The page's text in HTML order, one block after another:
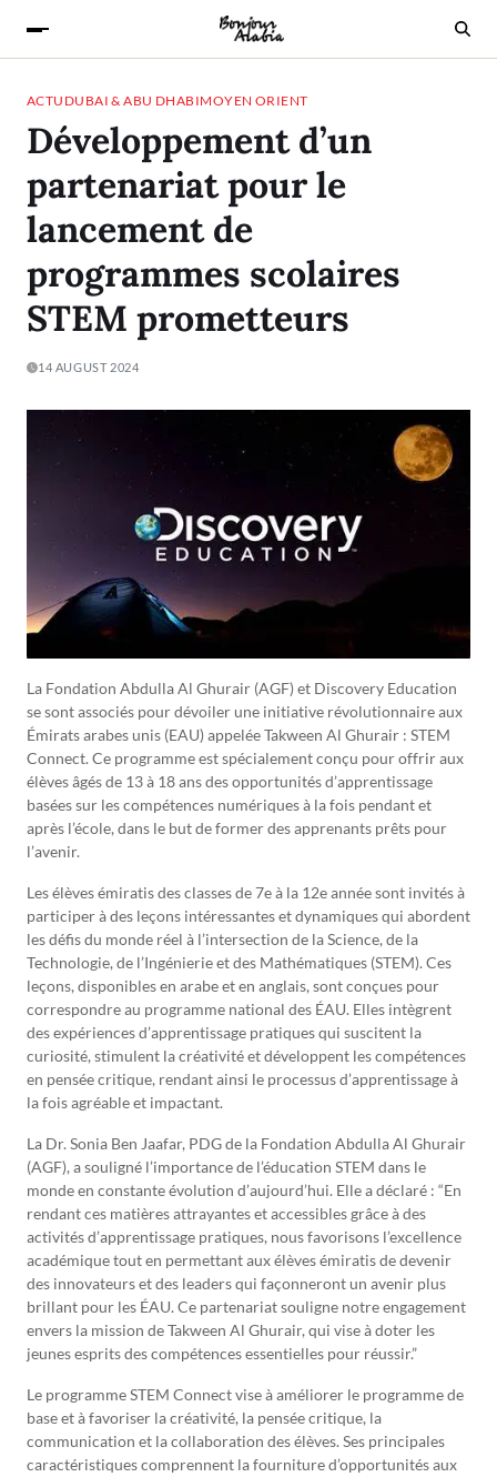
ACTU DUBAI & ABU DHABIMOYEN ORIENT
Développement d’un
partenariat pour le
lancement de
programmes scolaires
STEM prometteurs
14 AUGUST 2024
La Fondation Abdulla Al Ghurair (AGF) et Discovery Education
se sont associés pour dévoiler une initiative révolutionnaire aux
Émirats arabes unis (EAU) appelée Takween Al Ghurair : STEM
Connect. Ce programme est spécialement conçu pour offrir aux
élèves âgés de 13 à 18 ans des opportunités d’apprentissage
basées sur les compétences numériques à la fois pendant et
après l’école, dans le but de former des apprenants prêts pour
l’avenir.
Les élèves émiratis des classes de 7e à la 12e année sont invités à
participer à des leçons intéressantes et dynamiques qui abordent
les défis du monde réel à l’intersection de la Science, de la
Technologie, de l’Ingénierie et des Mathématiques (STEM). Ces
leçons, disponibles en arabe et en anglais, sont conçues pour
correspondre au programme national des ÉAU. Elles intègrent
des expériences d’apprentissage pratiques qui suscitent la
curiosité, stimulent la créativité et développent les compétences
en pensée critique, rendant ainsi le processus d’apprentissage à
la fois agréable et impactant.
La Dr. Sonia Ben Jaafar, PDG de la Fondation Abdulla Al Ghurair
(AGF), a souligné l’importance de l’éducation STEM dans le
monde en constante évolution d’aujourd’hui. Elle a déclaré : “En
rendant ces matières attrayantes et accessibles grâce à des
activités d’apprentissage pratiques, nous favorisons l’excellence
académique tout en permettant aux élèves émiratis de devenir
des innovateurs et des leaders qui façonneront un avenir plus
brillant pour les ÉAU. Ce partenariat souligne notre engagement
envers la mission de Takween Al Ghurair, qui vise à doter les
jeunes esprits des compétences essentielles pour réussir.”
Le programme STEM Connect vise à améliorer le programme de
base et à favoriser la créativité, la pensée critique, la
communication et la collaboration des élèves. Ses principales
caractéristiques comprennent la fourniture d’opportunités aux